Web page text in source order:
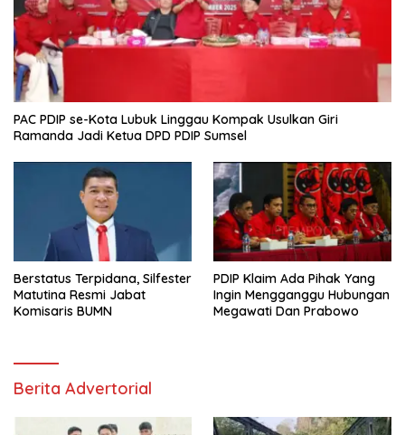
PAC PDIP se-Kota Lubuk Linggau Kompak Usulkan Giri
Ramanda Jadi Ketua DPD PDIP Sumsel
Berstatus Terpidana, Silfester
Matutina Resmi Jabat
Komisaris BUMN
PDIP Klaim Ada Pihak Yang
Ingin Mengganggu Hubungan
Megawati Dan Prabowo
Berita Advertorial